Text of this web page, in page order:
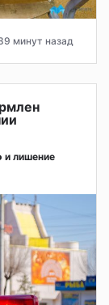
минут назад
и лишение